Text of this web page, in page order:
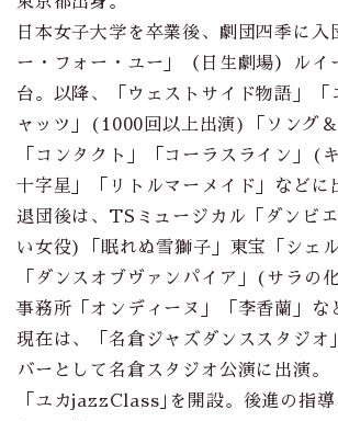
日本女子大学を卒業後、劇団四季に入
ー・フォー・ユー」（日生劇場）ルイ
台。以降、「ウェストサイド物語」「
ャッツ」(1000回以上出演)「ソング＆
「コンタクト」「コーラスライン」(
十字星」「リトルマーメイド」などに
退団後は、TSミュージカル「ダンビ
い女役)「眠れぬ雪獅子」東宝「シェ
「ダンスオブヴァンパイア」(サラの
事務所「オンディーヌ」「李香蘭」な
現在は、「名倉ジャズダンススタジオ
バーとして名倉スタジオ公演に出演。
「ユカjazzClass｣を開設。後進の指